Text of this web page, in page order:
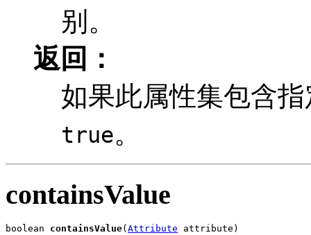
别。
返回：
如果此属性集包含
true。
containsValue
boolean containsValue( Attribute attribute)